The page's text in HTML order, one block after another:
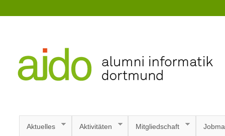
Aktuelles Aktivitäten Mitgliedschaft